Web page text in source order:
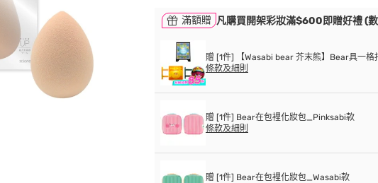
滿額贈 凡購買開架彩妝滿$600即贈好禮 (
贈 [1件] 【Wasabi bear 芥末熊】Bear具一格
條款及細則
贈 [1件] Bear在包裡化妝包_Pinksabi款
條款及細則
贈 [1件] Bear在包裡化妝包_Wasabi款